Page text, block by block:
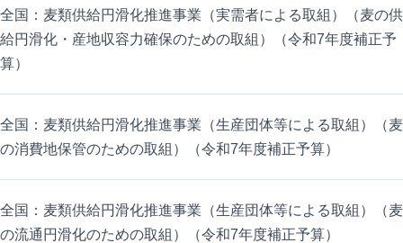
全国：麦類供給円滑化推進事業（実需者による取組）（麦の供
給円滑化・産地収容力確保のための取組）（令和7年度補正予
算）
全国：麦類供給円滑化推進事業（生産団体等による取組）（麦
の消費地保管のための取組）（令和7年度補正予算）
全国：麦類供給円滑化推進事業（生産団体等による取組）（麦
の流通円滑化のための取組）（令和7年度補正予算）